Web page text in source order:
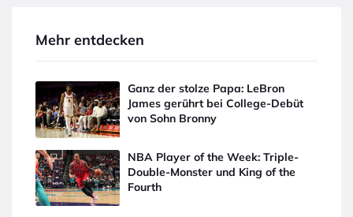
Mehr entdecken
Ganz der stolze Papa: LeBron
James gerührt bei College-Debüt
von Sohn Bronny
NBA Player of the Week: Triple-
Double-Monster und King of the
Fourth